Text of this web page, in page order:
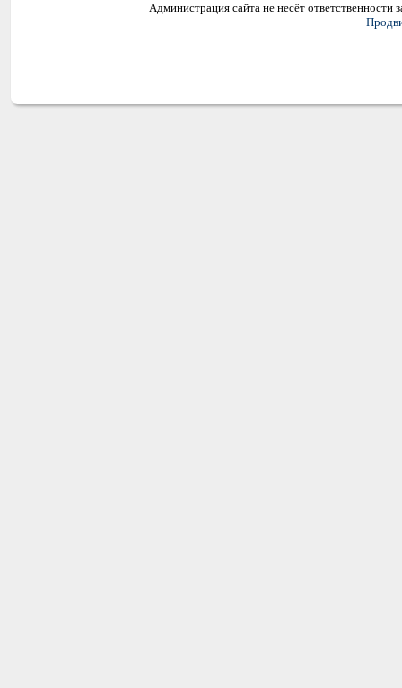
Администрация сайта не несёт ответственности